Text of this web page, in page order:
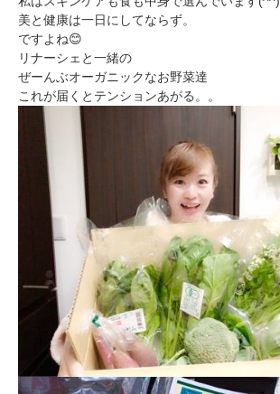
美と健康は一日にしてならず。
ですよね😊
リナーシェと一緒の
ぜーんぶオーガニックなお野菜達
これが届くとテンションあがる。。